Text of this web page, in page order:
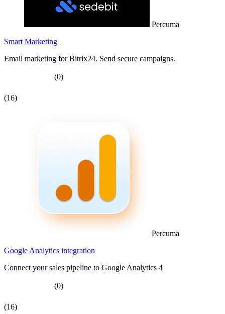
Percuma
Smart Marketing
Email marketing for Bitrix24. Send secure campaigns.
(0)
(16)
Percuma
Google Analytics integration
Connect your sales pipeline to Google Analytics 4
(0)
(16)